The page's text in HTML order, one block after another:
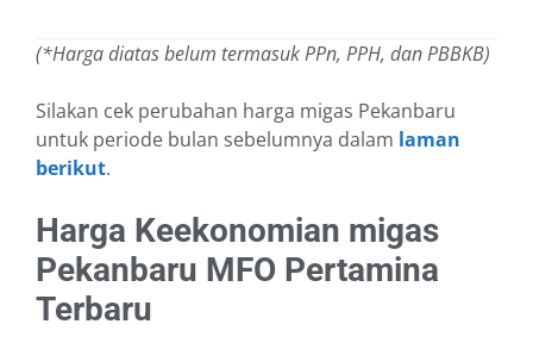
(*Harga diatas belum termasuk PPn, PPH, dan PBBKB)
Silakan cek perubahan harga migas Pekanbaru
untuk periode bulan sebelumnya dalam laman
berikut.
Harga Keekonomian migas
Pekanbaru MFO Pertamina
Terbaru